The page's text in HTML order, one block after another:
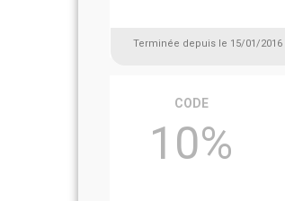
Terminée depuis le 15/01/2016
CODE
10%